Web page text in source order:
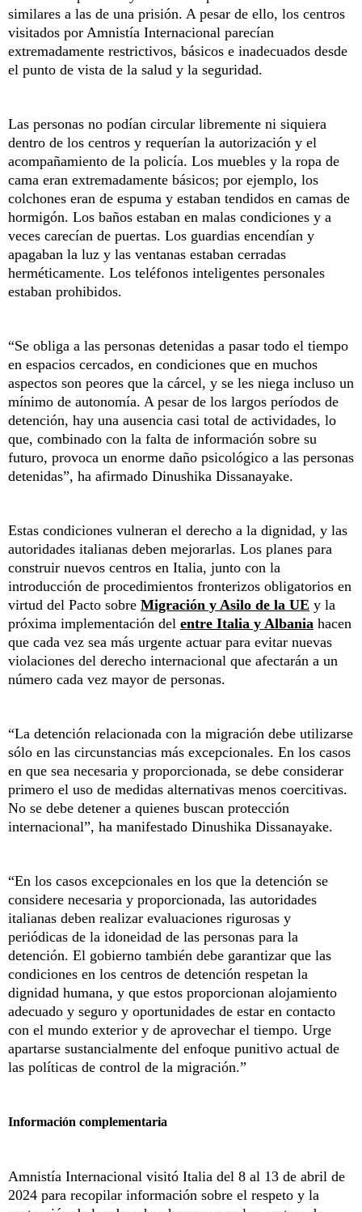
similares a las de una prisión. A pesar de ello, los centros
visitados por Amnistía Internacional parecían
extremadamente restrictivos, básicos e inadecuados desde
el punto de vista de la salud y la seguridad.
Las personas no podían circular libremente ni siquiera
dentro de los centros y requerían la autorización y el
acompañamiento de la policía. Los muebles y la ropa de
cama eran extremadamente básicos; por ejemplo, los
colchones eran de espuma y estaban tendidos en camas de
hormigón. Los baños estaban en malas condiciones y a
veces carecían de puertas. Los guardias encendían y
apagaban la luz y las ventanas estaban cerradas
herméticamente. Los teléfonos inteligentes personales
estaban prohibidos.
“Se obliga a las personas detenidas a pasar todo el tiempo
en espacios cercados, en condiciones que en muchos
aspectos son peores que la cárcel, y se les niega incluso un
mínimo de autonomía. A pesar de los largos períodos de
detención, hay una ausencia casi total de actividades, lo
que, combinado con la falta de información sobre su
futuro, provoca un enorme daño psicológico a las personas
detenidas”, ha afirmado Dinushika Dissanayake.
Estas condiciones vulneran el derecho a la dignidad, y las
autoridades italianas deben mejorarlas. Los planes para
construir nuevos centros en Italia, junto con la
introducción de procedimientos fronterizos obligatorios en
virtud del Pacto sobre Migración y Asilo de la UE y la
próxima implementación del entre Italia y Albania hacen
que cada vez sea más urgente actuar para evitar nuevas
violaciones del derecho internacional que afectarán a un
número cada vez mayor de personas.
“La detención relacionada con la migración debe utilizarse
sólo en las circunstancias más excepcionales. En los casos
en que sea necesaria y proporcionada, se debe considerar
primero el uso de medidas alternativas menos coercitivas.
No se debe detener a quienes buscan protección
internacional”, ha manifestado Dinushika Dissanayake.
“En los casos excepcionales en los que la detención se
considere necesaria y proporcionada, las autoridades
italianas deben realizar evaluaciones rigurosas y
periódicas de la idoneidad de las personas para la
detención. El gobierno también debe garantizar que las
condiciones en los centros de detención respetan la
dignidad humana, y que estos proporcionan alojamiento
adecuado y seguro y oportunidades de estar en contacto
con el mundo exterior y de aprovechar el tiempo. Urge
apartarse sustancialmente del enfoque punitivo actual de
las políticas de control de la migración.”
Información complementaria
Amnistía Internacional visitó Italia del 8 al 13 de abril de
2024 para recopilar información sobre el respeto y la